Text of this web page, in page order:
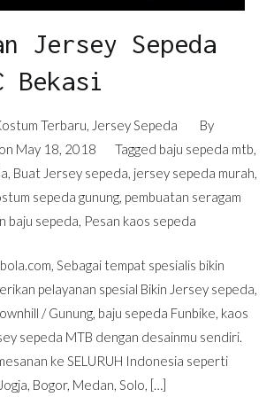
Jersey Sepeda
Bekasi
Terbaru, Jersey Sepeda
By
May 18, 2018 Tagged baju sepeda mtb,
, Buat Jersey sepeda, jersey sepeda murah,
sepeda gunung, pembuatan seragam
baju sepeda, Pesan kaos sepeda
Sebagai tempat spesialis bikin
pelayanan spesial Bikin Jersey sepeda,
/ Gunung, baju sepeda Funbike, kaos
sepeda MTB dengan desainmu sendiri.
ke SELURUH Indonesia seperti
Bogor, Medan, Solo, […]